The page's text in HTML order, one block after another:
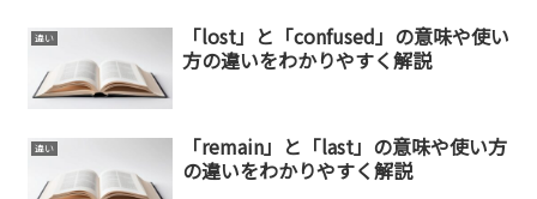
違い
「lost」と「confused」の意味や使い
方の違いをわかりやすく解説
違い
「remain」と「last」の意味や使い方
の違いをわかりやすく解説